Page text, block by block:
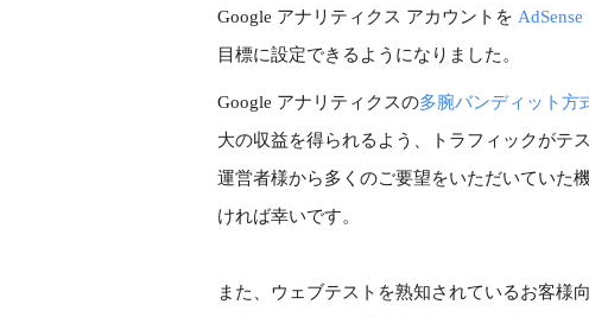
Google アナリティクス アカウントを
目標に設定できるようになりました。
Google アナリティクスの多腕バンディット方
大の収益を得られるよう、トラフィックがテ
運営者様から多くのご要望をいただいていた
ければ幸いです。
また、ウェブテストを熟知されているお客様